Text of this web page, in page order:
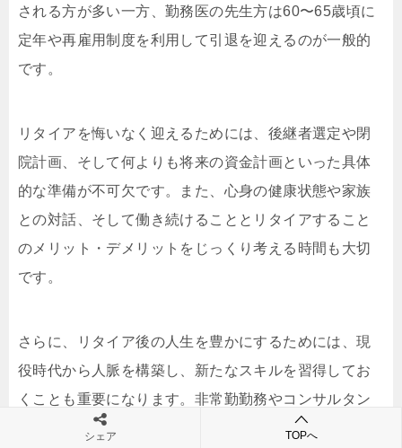
される方が多い一方、勤務医の先生方は60〜65歳頃に
定年や再雇用制度を利用して引退を迎えるのが一般的
です。
リタイアを悔いなく迎えるためには、後継者選定や閉
院計画、そして何よりも将来の資金計画といった具体
的な準備が不可欠です。また、心身の健康状態や家族
との対話、そして働き続けることとリタイアすること
のメリット・デメリットをじっくり考える時間も大切
です。
さらに、リタイア後の人生を豊かにするためには、現
役時代から人脈を構築し、新たなスキルを習得してお
くことも重要になります。非常勤勤務やコンサルタン
ト、講師業など、歯科医師としての経験を活かせる道
シェア TOPへ